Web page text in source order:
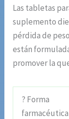
Las tabletas
suplemento
pérdida de
están
promover la
? Forma
farmacéutica